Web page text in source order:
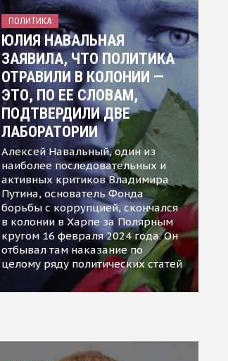
ПОЛИТИКА
ЮЛИЯ НАВАЛЬНАЯ
ЗАЯВИЛА, ЧТО ПОЛИТИКА
ОТРАВИЛИ В КОЛОНИИ —
ЭТО, ПО ЕЕ СЛОВАМ,
ПОДТВЕРДИЛИ ДВЕ
ЛАБОРАТОРИИ
Алексей Навальный, один из
наиболее последовательных и
активных критиков Владимира
Путина, основатель Фонда
борьбы с коррупцией, скончался
в колонии в Харпе за Полярным
кругом 16 февраля 2024 года. Он
отбывал там наказание по
целому ряду политических статей